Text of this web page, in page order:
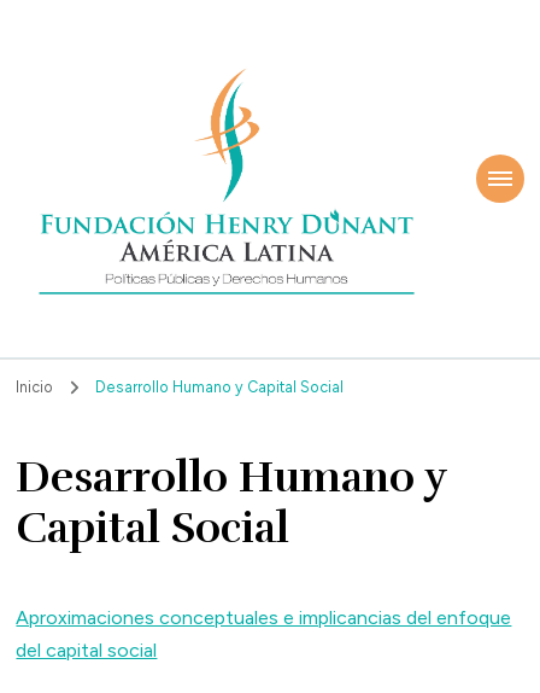
Henry
América Latina
Inicio Desarrollo Humano y Capital Social
Desarrollo Humano y
Capital Social
Aproximaciones conceptuales e implicancias del enfoque
del capital social